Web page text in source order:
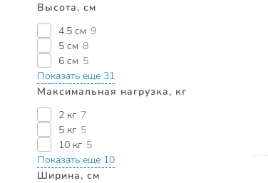
Высота, см
4.5 см 9
5 см 8
6 см 5
Показать еще 31
Максимальная нагрузка, кг
2 кг 7
5 кг 5
10 кг 5
Показать еще 10
Ширина, см